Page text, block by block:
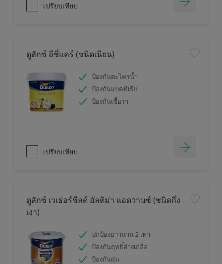
เปรียบเทียบ
ดูลักซ์ อีซี่แคร์ (ชนิดเนียน)
ป้องกันตะไคร่น้ำ
ป้องกันแบคทีเรีย
ป้องกันเชื้อรา
เปรียบเทียบ
ดูลักซ์ เวเธ่อร์ชีลด์ อัลติม่า แอดวานซ์ (ชนิดกึ่ง
เงา)
ปกป้องยาวนาน 2 เท่า
ป้องกันฤทธิ์ด่างเกลือ
ป้องกันฝุ่น